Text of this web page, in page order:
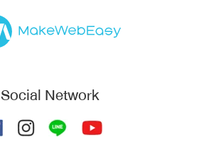
Social Network